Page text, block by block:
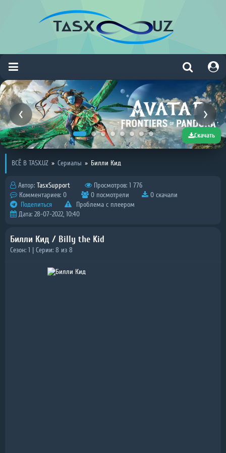
Скачать
ВСЁ В TASX.UZ » Сериалы » Билли Кид
Автор: TasxSupport
Просмотров: 1 776
Комментариев: 0
0 посмотрели
0 скачали
Поделиться
Проблема с плеером
Дата: 28-07-2022, 10:40
Билли Кид / Billy the Kid
Сезон: 1 | Серии: 8 из 8